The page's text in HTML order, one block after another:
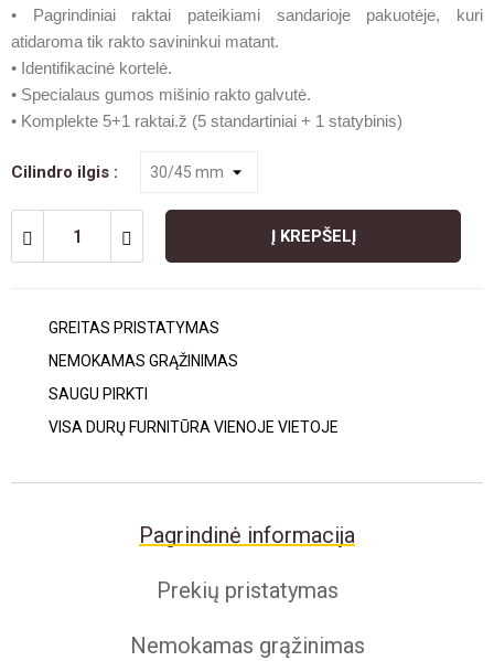
• Pagrindiniai raktai pateikiami sandarioje pakuotėje, kuri
atidaroma tik rakto savininkui matant.
• Identifikacinė kortelė.
• Specialaus gumos mišinio rakto galvutė.
• Komplekte 5+1 raktai.ž (5 standartiniai + 1 statybinis)
Cilindro ilgis :
Į KREPŠELĮ
GREITAS PRISTATYMAS
NEMOKAMAS GRĄŽINIMAS
SAUGU PIRKTI
VISA DURŲ FURNITŪRA VIENOJE VIETOJE
Pagrindinė informacija
Prekių pristatymas
Nemokamas grąžinimas